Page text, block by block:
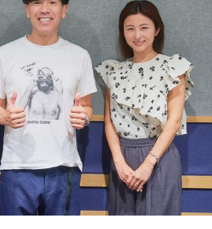
校長（アンジェリーナ1/3・
教頭（溝上たんぼ）
～23:55／金曜 22:00～22:55
www.tfm.co.jp/lock/
が永田町の大物にも匹敵する大きな
福岡を入口に、全国に共通するド
、10年ほど前に全国各地の地方選挙
へ行ってもドンと呼ばれる地元の
ういう人かというと、だいたい経
が強くて。地元の首長や国会議員よ